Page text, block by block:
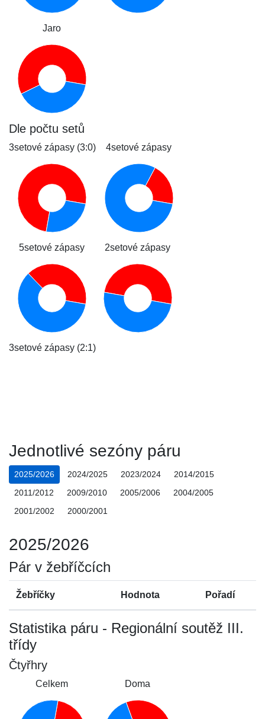
Jaro
Dle počtu setů
3setové zápasy (3:0) 4setové zápasy
5setové zápasy 2setové zápasy
3setové zápasy (2:1)
Jednotlivé sezóny páru
2025/2026 2024/2025 2023/2024
2014/2015
2011/2012
2009/2010 2005/2006
2004/2005
2001/2002
2000/2001
2025/2026
Pár v žebříčcích
Žebříčky Hodnota Pořadí
Statistika páru - Regionální soutěž III.
třídy
Čtyřhry
Celkem Doma